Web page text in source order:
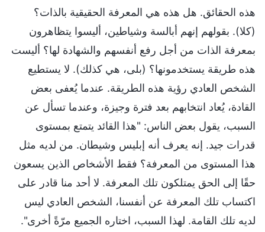
هذه الحقائق. هل هذه هي المعرفة الحقيقية بالذات؟
(كلا). بقولهم إنهم أبالسة وشياطين، أليسوا يتظاهرون
بمعرفة الذات من أجل رفع أنفسهم والشهادة لها؟ أليست
هذه طريقة يستخدمونها؟ (بلى، هي كذلك). لا يستطيع
الشخص العادي رؤية هذه الطريقة. عندما يُعفى بعض
القادة، يُعاد انتخابهم بعد فترة وجيزة، وعندما تسأل عن
السبب، يقول بعض الناس: "هذا القائد يتمتع بمستوى
قدرات جيد. إنه يعرف أنه إبليس وشيطان. من لديه مثل
هذا المستوى من المعرفة؟ فقط الأشخاص الذين يسعون
حقًا إلى الحق يمتلكون تلك المعرفة. لا أحد منا قادر على
اكتساب تلك المعرفة عن أنفسنا، الشخص العادي ليس
لديه تلك القامة. لهذا السبب، اختاره الجميع مرّةً أخرى".